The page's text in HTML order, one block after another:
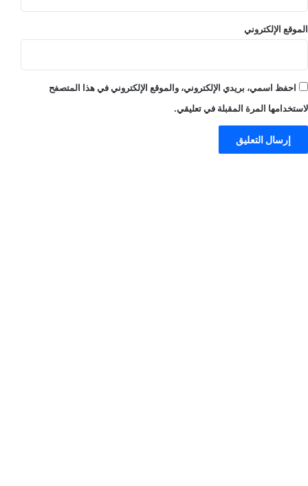
الموقع الإلكتروني
احفظ اسمي، بريدي الإلكتروني، والموقع الإلكتروني في هذا المتصفح
لاستخدامها المرة المقبلة في تعليقي.